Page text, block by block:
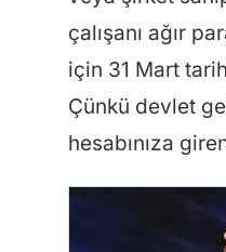
çalışanı ağır
için 31 Mart
Çünkü devlet
hesabınıza